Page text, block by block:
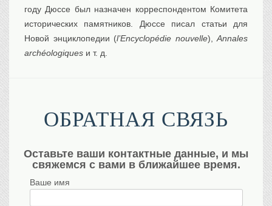
году Дюссе был назначен корреспондентом Комитета
исторических памятников. Дюссе писал статьи для
Новой энциклопедии (l’Encyclopédie nouvelle), Annales
archéologiques и т. д.
ОБРАТНАЯ СВЯЗЬ
Оставьте ваши контактные данные, и мы
свяжемся с вами в ближайшее время.
Ваше имя